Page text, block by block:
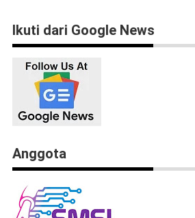
Ikuti dari Google News
Anggota